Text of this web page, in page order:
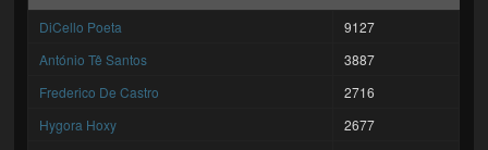
DiCello Poeta
9127
António Tê Santos
3887
Frederico De Castro
2716
Hygora Hoxy
2677